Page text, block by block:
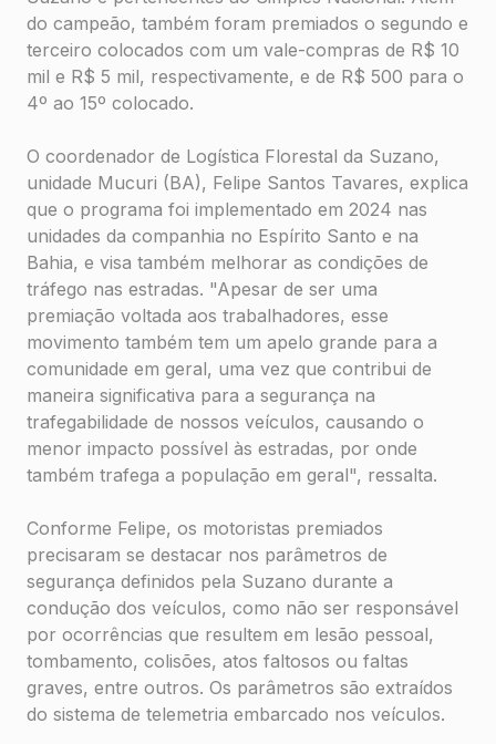
do campeão, também foram premiados o segundo e
terceiro colocados com um vale-compras de R$ 10
mil e R$ 5 mil, respectivamente, e de R$ 500 para o
4º ao 15º colocado.
O coordenador de Logística Florestal da Suzano,
unidade Mucuri (BA), Felipe Santos Tavares, explica
que o programa foi implementado em 2024 nas
unidades da companhia no Espírito Santo e na
Bahia, e visa também melhorar as condições de
tráfego nas estradas. "Apesar de ser uma
premiação voltada aos trabalhadores, esse
movimento também tem um apelo grande para a
comunidade em geral, uma vez que contribui de
maneira significativa para a segurança na
trafegabilidade de nossos veículos, causando o
menor impacto possível às estradas, por onde
também trafega a população em geral", ressalta.
Conforme Felipe, os motoristas premiados
precisaram se destacar nos parâmetros de
segurança definidos pela Suzano durante a
condução dos veículos, como não ser responsável
por ocorrências que resultem em lesão pessoal,
tombamento, colisões, atos faltosos ou faltas
graves, entre outros. Os parâmetros são extraídos
do sistema de telemetria embarcado nos veículos.